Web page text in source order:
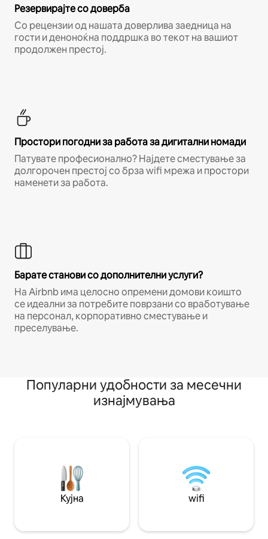
Резервирајте со доверба
Со рецензии од нашата доверлива заедница на
гости и деноноќна поддршка во текот на вашиот
продолжен престој.
Простори погодни за работа за дигитални номади
Патувате професионално? Најдете сместување за
долгорочен престој со брза wifi мрежа и простори
наменети за работа.
Барате станови со дополнителни услуги?
На Airbnb има целосно опремени домови коишто
се идеални за потребите поврзани со вработување
на персонал, корпоративно сместување и
преселување.
Популарни удобности за месечни
изнајмувања
Кујна wifi